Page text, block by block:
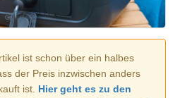
ist schon über ein halbes
der Preis inzwischen anders
ist. Hier geht es zu den